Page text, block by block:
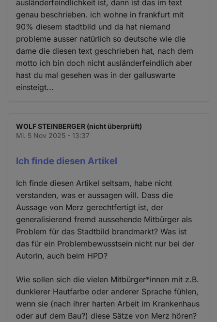
ausländerfeindlichkeit ist, dann ist das im text
genau beschrieben. ich wohne in frankfurt mit
90% diesem stadtbild und da hat niemand
probleme ausser natürlich so deutsche wie die
dame die diesen text geschrieben hat, nach dem
motto ich bin doch nicht ausländerfeindlich aber
hast du mal gesehen was in der galluswarte
einsteigt...
WOLF STEINBERGER (nicht überprüft)
Mi. 5 Nov 2025 - 13:37
Ich finde diesen Artikel
Ich finde diesen Artikel seltsam, habe nicht
verstanden, was er aussagen will. Dass die
Aussage von Merz gerechtfertigt ist, der
generalisierend fremd aussehende Mitbürger als
Problem für das Stadtbild brandmarkt? Was ist
das für ein Problembewusstsein nicht nur bei der
Autorin, auch beim HPD?
Wie sollen sich die vielen Mitbürger*innen mit z.B.
dunklerer Hautfarbe oder anderer Sprache fühlen,
wenn sie (nach ihrer harten Arbeit im Krankenhaus
oder auf dem Bau?) diese Sätze von Merz hören?